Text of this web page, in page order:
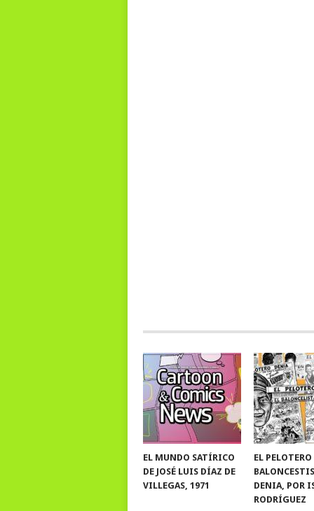
EL MUNDO SATÍRICO
DE JOSÉ LUIS DÍAZ DE
VILLEGAS, 1971
EL PELOTERO
DENIA, POR
RODRÍGUEZ